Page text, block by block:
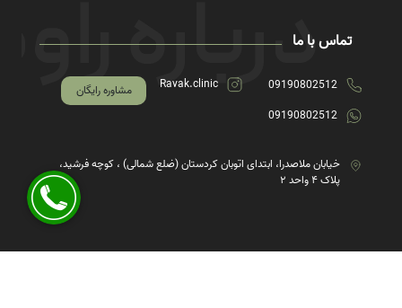
تماس با ما
09190802512
09190802512
Ravak.clinic مشاوره رایگان
خیابان ملاصدرا، ابتدای اتوبان کردستان (ضلع شمالی) ، کوچه فرشید،
پلاک ۴ واحد ۲